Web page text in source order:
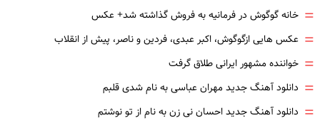
= خانه گوگوش در فرمانیه به فروش گذاشته شد+ عکس
= عکس هایی ازگوگوش، اکبر عبدی، فردین و ناصر، پیش از انقلاب
= خواننده مشهور ایرانی طلاق گرفت
= دانلود آهنگ جدید مهران عباسی به نام شدی قلبم
= دانلود آهنگ جدید احسان نی زن به نام از تو نوشتم